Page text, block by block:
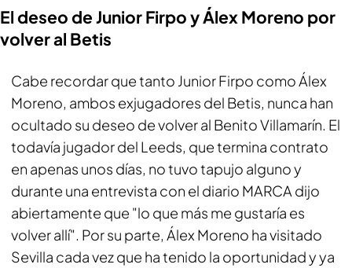
El deseo de Junior Firpo y Álex Moreno por
volver al Betis
Cabe recordar que tanto Junior Firpo como Álex
Moreno, ambos exjugadores del Betis, nunca han
ocultado su deseo de volver al Benito Villamarín. El
todavía jugador del Leeds, que termina contrato
en apenas unos días, no tuvo tapujo alguno y
durante una entrevista con el diario MARCA dijo
abiertamente que "lo que más me gustaría es
volver allí". Por su parte, Álex Moreno ha visitado
Sevilla cada vez que ha tenido la oportunidad y ya